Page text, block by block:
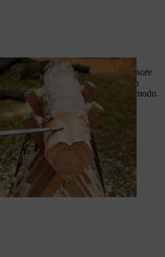
di base, tagliare i cuori dello spessore
A seconda della lunghezza della
diversi cuori di legno in questo modo.